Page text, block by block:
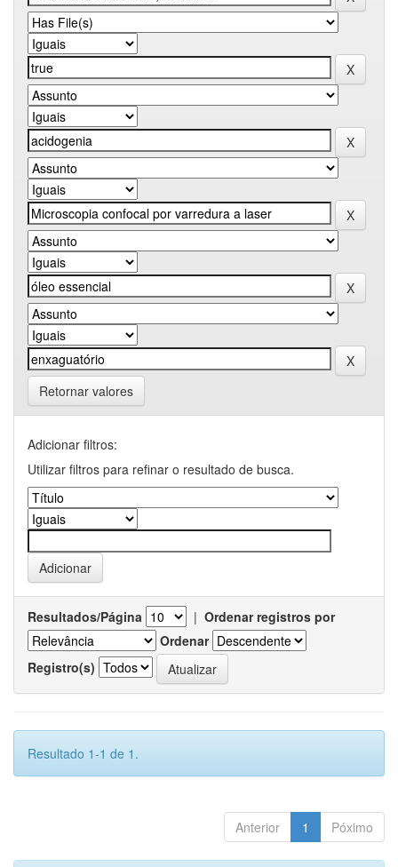
Retornar valores
Adicionar filtros:
Utilizar filtros para refinar o resultado de busca.
Resultados/Página | Ordenar registros por
Ordenar
Registro(s)
Resultado 1-1 de 1.
Anterior 1 Póximo